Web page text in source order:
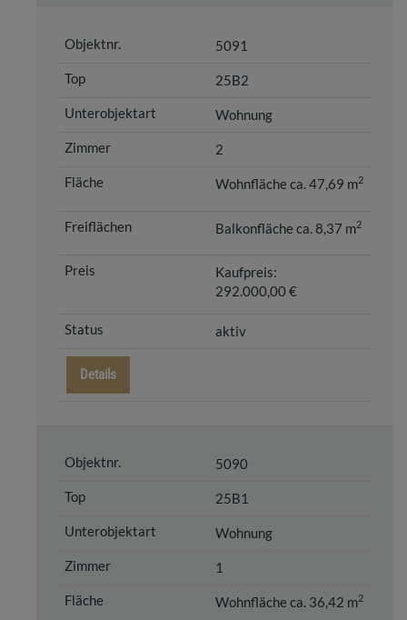
5091
25B2
Wohnung
2
Wohnfläche ca. 47,69 m2
Balkonfläche ca. 8,37 m2
Kaufpreis:
292.000,00 €
aktiv
Details
5090
25B1
Wohnung
1
Wohnfläche ca. 36,42 m2